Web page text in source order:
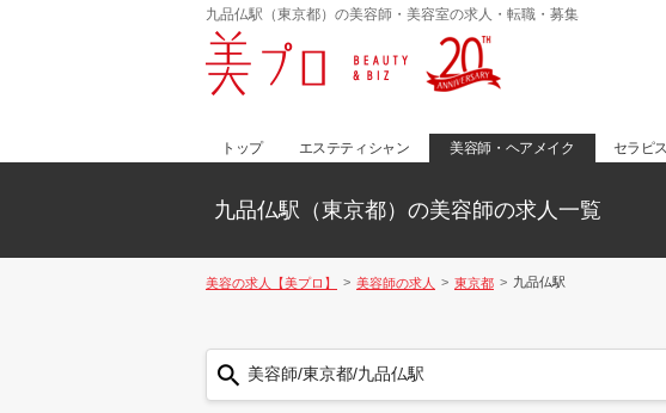
九品仏駅（東京都）の美容師・美容室の求人・転職・募集
トップ エステティシャン 美容師・ヘアメイク セラピ
九品仏駅（東京都）の美容師の求人一覧
美容の求人【美プロ】 美容師の求人 東京都 九品仏駅
美容師/東京都/九品仏駅